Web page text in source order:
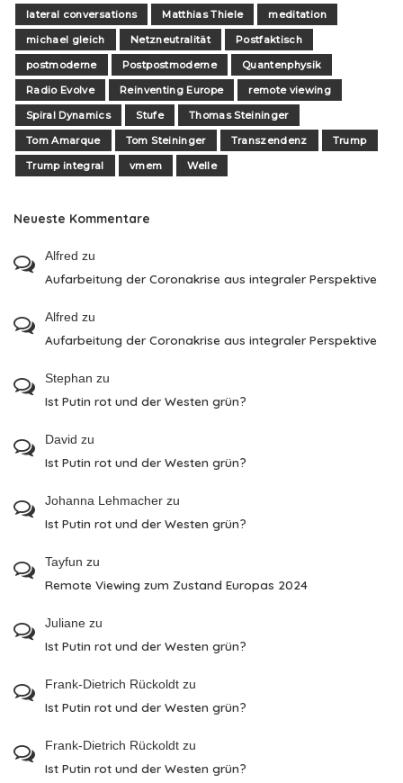
lateral conversations
Matthias Thiele
meditation
michael gleich
Netzneutralität
Postfaktisch
postmoderne
Postpostmoderne
Quantenphysik
Radio Evolve
Reinventing Europe
remote viewing
Spiral Dynamics
Stufe
Thomas Steininger
Tom Amarque
Tom Steininger Transzendenz
Trump
Trump integral
vmem Welle
Neueste Kommentare
Alfred zu
Aufarbeitung der Coronakrise aus integraler Perspektive
Alfred zu
Aufarbeitung der Coronakrise aus integraler Perspektive
Stephan zu
Ist Putin rot und der Westen grün?
David zu
Ist Putin rot und der Westen grün?
Johanna Lehmacher zu
Ist Putin rot und der Westen grün?
Tayfun zu
Remote Viewing zum Zustand Europas 2024
Juliane zu
Ist Putin rot und der Westen grün?
Frank-Dietrich Rückoldt zu
Ist Putin rot und der Westen grün?
Frank-Dietrich Rückoldt zu
Ist Putin rot und der Westen grün?